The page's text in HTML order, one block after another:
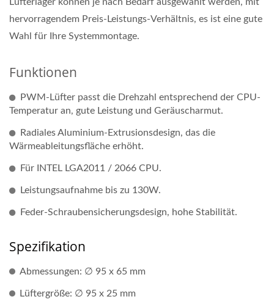
hervorragendem Preis-Leistungs-Verhältnis, es ist eine gute
Wahl für Ihre Systemmontage.
Funktionen
PWM-Lüfter passt die Drehzahl entsprechend der CPU-
Temperatur an, gute Leistung und Geräuscharmut.
Radiales Aluminium-Extrusionsdesign, das die
Wärmeableitungsfläche erhöht.
Für INTEL LGA2011 / 2066 CPU.
Leistungsaufnahme bis zu 130W.
Feder-Schraubensicherungsdesign, hohe Stabilität.
Spezifikation
Abmessungen: ∅ 95 x 65 mm
Lüftergröße: ∅ 95 x 25 mm